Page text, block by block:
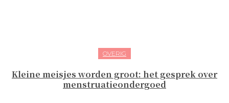
OVERIG
Kleine meisjes worden groot: het gesprek over
menstruatieondergoed